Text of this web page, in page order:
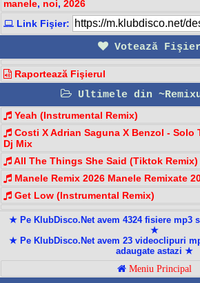
manele, noi, 2026
Link Fişier:
Votează
Raportează Fişierul
Ultimele din
Yeah (Instrumental Remix)
Costi X Adrian Saguna X Benzol - Solo
Dj Mix
All The Things She Said (Tiktok Remix)
Manele Remix 2026 Manele Remixate
Get Low (Instrumental Remix)
★ Pe KlubDisco.Net avem 4324 fisiere mp3
★
★ Pe KlubDisco.Net avem 23 videoclipuri
adaugate astazi ★
Meniu Principal